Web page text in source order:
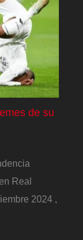
de su
Real
2024 ,